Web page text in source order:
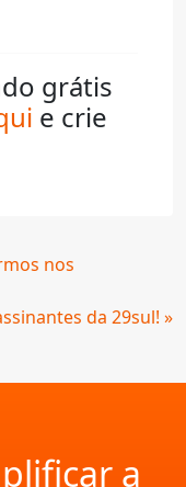
grátis
e crie
nos
da 29sul! »
a